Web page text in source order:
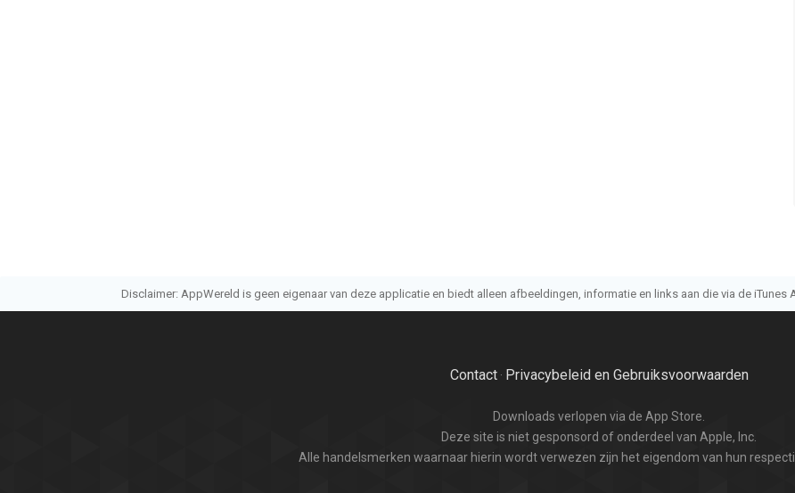
Disclaimer: AppWereld is geen eigenaar van deze applicatie en biedt alleen afbeeldingen, informatie en links aan die via de iTunes
Contact· Privacybeleid en Gebruiksvoorwaarden
Downloads verlopen via de App Store.
Deze site is niet gesponsord of onderdeel van Apple, Inc.
Alle handelsmerken waarnaar hierin wordt verwezen zijn het eigendom van hun